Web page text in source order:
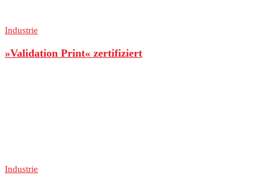
Industrie
»Validation Print« zertifiziert
Industrie